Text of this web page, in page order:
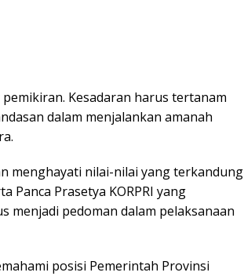
Kesadaran harus tertanam
dalam menjalankan amanah
menghayati nilai-nilai yang terkandung
Panca Prasetya KORPRI yang
menjadi pedoman dalam pelaksanaan
posisi Pemerintah Provinsi